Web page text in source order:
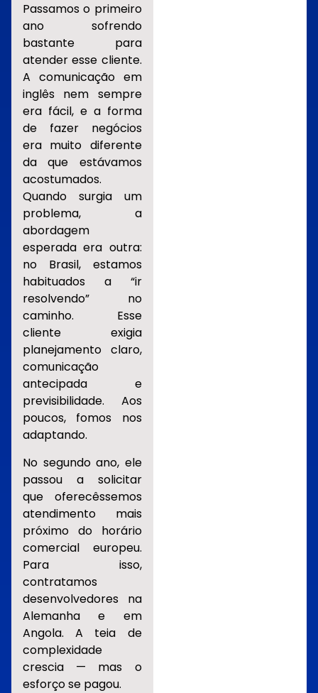
Passamos o primeiro
ano sofrendo
bastante para
atender esse cliente.
A comunicação em
inglês nem sempre
era fácil, e a forma
de fazer negócios
era muito diferente
da que estávamos
acostumados.
Quando surgia um
problema, a
abordagem
esperada era outra:
no Brasil, estamos
habituados a “ir
resolvendo” no
caminho. Esse
cliente exigia
planejamento claro,
comunicação
antecipada e
previsibilidade. Aos
poucos, fomos nos
adaptando.
No segundo ano, ele
passou a solicitar
que oferecêssemos
atendimento mais
próximo do horário
comercial europeu.
Para isso,
contratamos
desenvolvedores na
Alemanha e em
Angola. A teia de
complexidade
crescia — mas o
esforço se pagou.